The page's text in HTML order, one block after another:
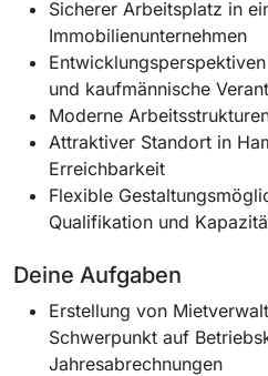
Sicherer Arbeitsplatz in
Immobilienunternehmen
und kaufmännische
Moderne
Attraktiver Standort in
Erreichbarkeit
Flexible
Qualifikation und
Deine Aufgaben
Erstellung von
Schwerpunkt auf
Jahresabrechnungen